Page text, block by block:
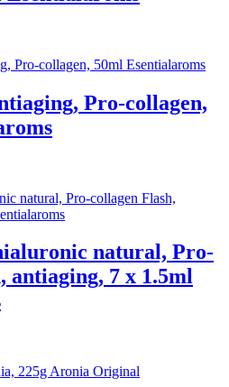
Pro-collagen,
natural, Pro-
antiaging, 7 x 1.5ml